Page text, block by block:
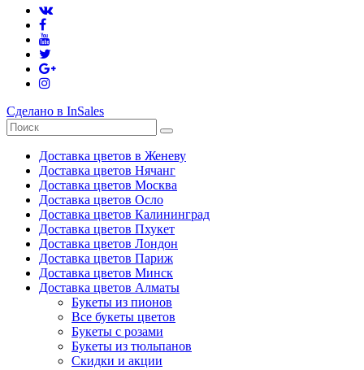
Сделано в InSales
Доставка цветов в Женеву
Доставка цветов Нячанг
Доставка цветов Москва
Доставка цветов Осло
Доставка цветов Калининград
Доставка цветов Пхукет
Доставка цветов Лондон
Доставка цветов Париж
Доставка цветов Минск
Доставка цветов Алматы
Букеты из пионов
Все букеты цветов
Букеты с розами
Букеты из тюльпанов
Скидки и акции